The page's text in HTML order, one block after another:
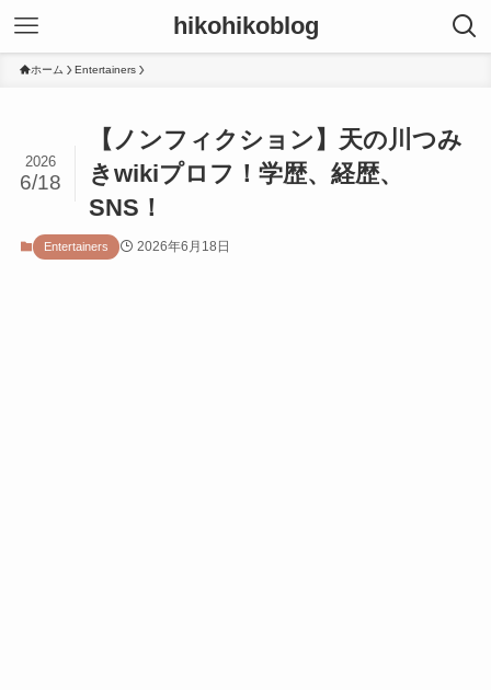
hikohikoblog
ホーム Entertainers
【ノンフィクション】天の川つみ
きwikiプロフ！学歴、経歴、
SNS！
2026
6/18
Entertainers 2026年6月18日